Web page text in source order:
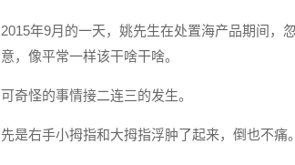
2015年9月的一天，姚先生在处置海产品期间，
意，像平常一样该干啥干啥。
可奇怪的事情接二连三的发生。
先是右手小拇指和大拇指浮肿了起来，倒也不痛